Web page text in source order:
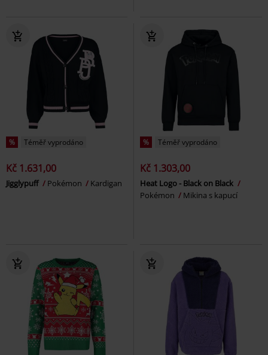
% Téměř vyprodáno
Kč 1.631,00
Jigglypuff Pokémon Kardigan
% Téměř vyprodáno
Kč 1.303,00
Heat Logo - Black on Black
Pokémon
Mikina s kapucí